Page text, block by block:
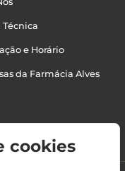
e Horário
da Farmácia Alves
cookies